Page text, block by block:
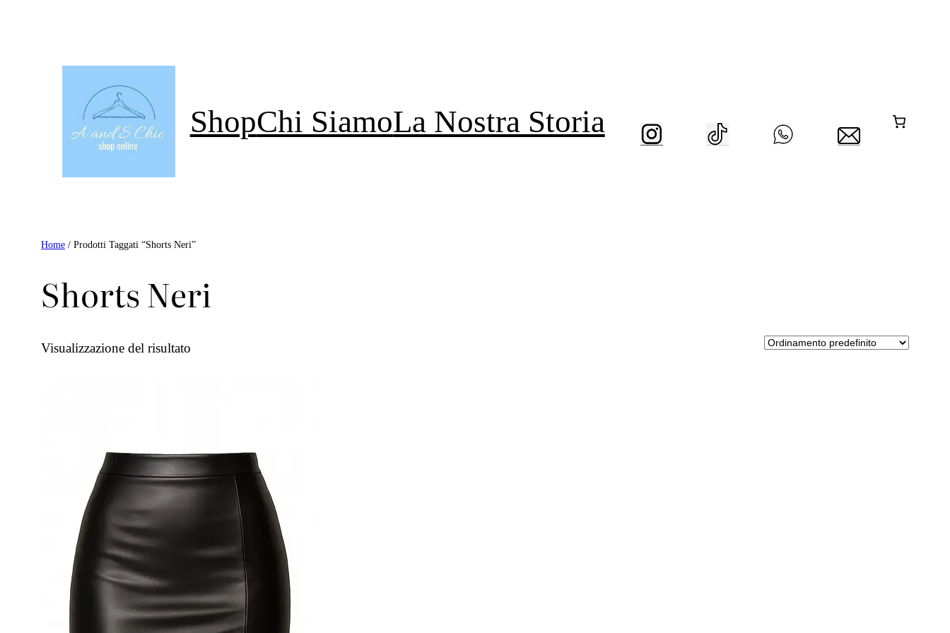
ShopChi SiamoLa Nostra Storia
Home / Prodotti Taggati “shorts Neri”
Shorts Neri
Visualizzazione del risultato